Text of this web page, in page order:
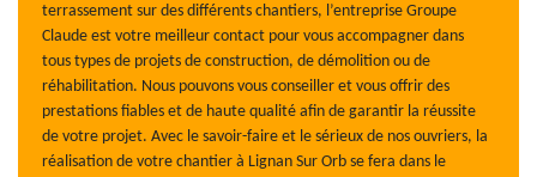
terrassement sur des différents chantiers, l’entreprise Groupe
Claude est votre meilleur contact pour vous accompagner dans
tous types de projets de construction, de démolition ou de
réhabilitation. Nous pouvons vous conseiller et vous offrir des
prestations fiables et de haute qualité afin de garantir la réussite
de votre projet. Avec le savoir-faire et le sérieux de nos ouvriers, la
réalisation de votre chantier à Lignan Sur Orb se fera dans le